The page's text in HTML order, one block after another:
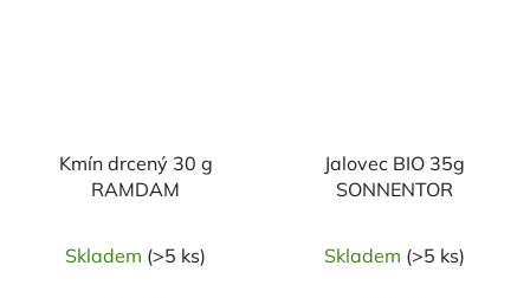
Kmín drcený 30 g
RAMDAM
Skladem (>5 ks)
Jalovec BIO 35g
SONNENTOR
Skladem (>5 ks)